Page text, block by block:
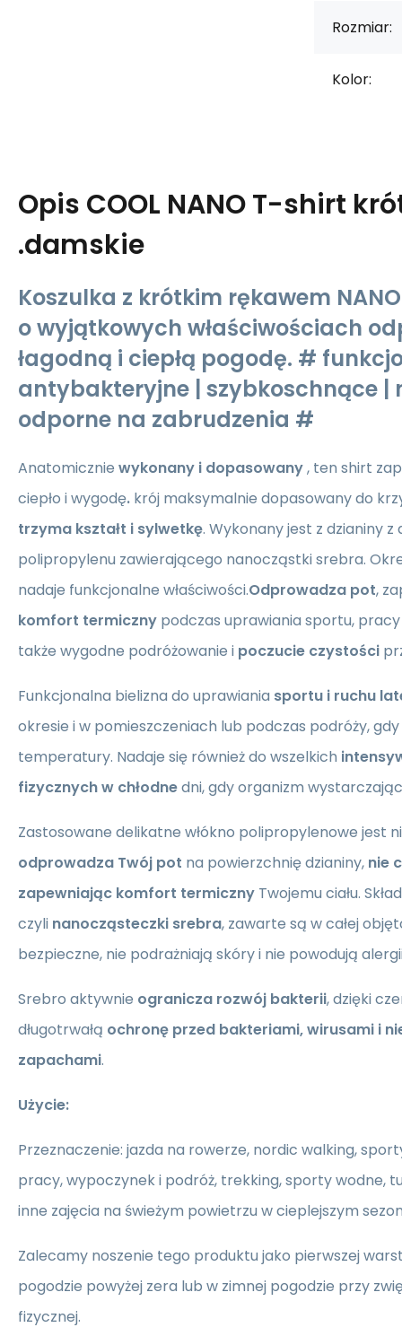
Rozmiar:
Kolor:
Opis COOL NANO T-shirt
.damskie
Koszulka z krótkim rękawem NANO
o wyjątkowych właściwościach
łagodną i ciepłą pogodę. #
antybakteryjne | szybkoschnące |
odporne na zabrudzenia #
Anatomicznie wykonany i dopasowany, ten shirt
ciepło i wygodę. krój maksymalnie dopasowany do
trzyma kształt i sylwetkę. Wykonany jest z dzianiny
polipropylenu zawierającego nanocząstki srebra.
nadaje funkcjonalne właściwości.Odprowadza pot,
komfort termiczny podczas uprawiania sportu,
także wygodne podróżowanie i poczucie czystości
Funkcjonalna bielizna do uprawiania sportu i ruchu
okresie i w pomieszczeniach lub podczas podróży, gdy
temperatury. Nadaje się również do wszelkich
fizycznych w chłodnedni, gdy organizm
Zastosowane delikatne włókno polipropylenowe jest
odprowadza Twój pot na powierzchnię dzianiny, nie
zapewniając komfort termiczny Twojemu ciału.
czyli nanocząsteczki srebra, zawarte są w całej
bezpieczne, nie podrażniają skóry i nie powodują
Srebro aktywnie ogranicza rozwój bakterii, dzięki
długotrwałą ochronę przed bakteriami, wirusami i
zapachami.
Użycie:
Przeznaczenie: jazda na rowerze, nordic walking,
pracy, wypoczynek i podróż, trekking, sporty wodne,
inne zajęcia na świeżym powietrzu w cieplejszym
Zalecamy noszenie tego produktu jako pierwszej
pogodzie powyżej zera lub w zimnej pogodzie przy
fizycznej.